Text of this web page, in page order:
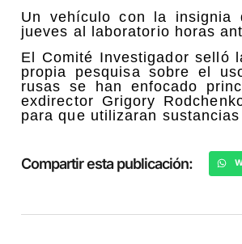
Un vehículo con la insignia
jueves al laboratorio horas
El Comité Investigador selló
propia pesquisa sobre el
rusas se han enfocado
exdirector Grigory
para que utilizaran
Compartir esta publicación: